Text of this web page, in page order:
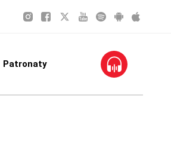
Patronaty